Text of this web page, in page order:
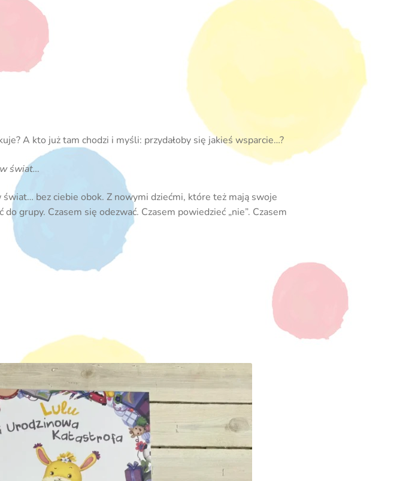
A kto już tam chodzi i myśli: przydałoby się jakieś wsparcie…?
świat…
bez ciebie obok. Z nowymi dziećmi, które też mają swoje
grupy. Czasem się odezwać. Czasem powiedzieć „nie”. Czasem